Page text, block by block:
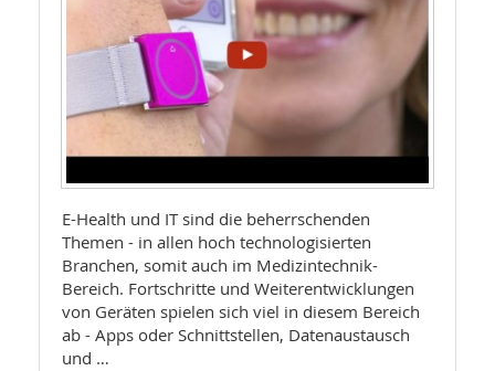
E-Health und IT sind die beherrschenden
Themen - in allen hoch technologisierten
Branchen, somit auch im Medizintechnik-
Bereich. Fortschritte und Weiterentwicklungen
von Geräten spielen sich viel in diesem Bereich
ab - Apps oder Schnittstellen, Datenaustausch
und …